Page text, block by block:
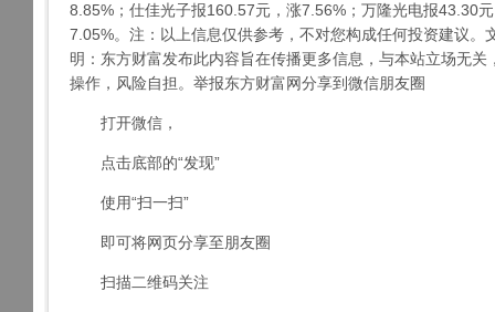
8.85%；仕佳光子报160.57元，涨7.56%；万隆光电报43.30
7.05%。注：以上信息仅供参考，不对您构成任何投资建议。
明：东方财富发布此内容旨在传播更多信息，与本站立场无关
操作，风险自担。举报东方财富网分享到微信朋友圈
打开微信，
点击底部的“发现”
使用“扫一扫”
即可将网页分享至朋友圈
扫描二维码关注